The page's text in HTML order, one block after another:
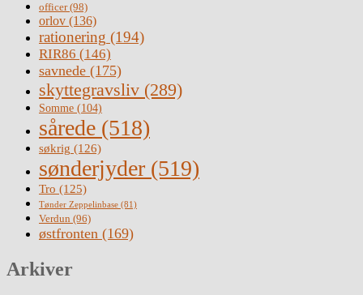
officer(98)
orlov (136)
rationering (194)
RIR86 (146)
savnede (175)
skyttegravsliv (289)
Somme (104)
sårede (518)
søkrig (126)
sønderjyder (519)
Tro (125)
Tønder Zeppelinbase (81)
Verdun (96)
østfronten (169)
Arkiver